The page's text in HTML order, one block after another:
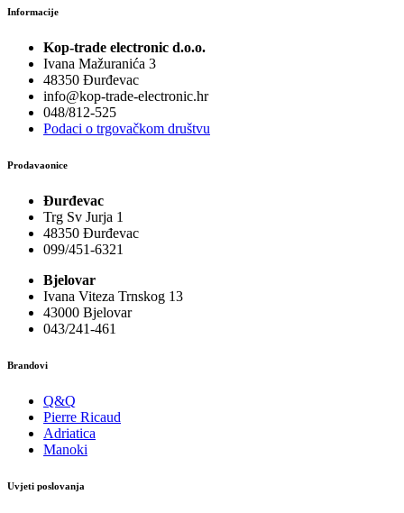
Informacije
Kop-trade electronic d.o.o.
Ivana Mažuranića 3
48350 Đurđevac
info@kop-trade-electronic.hr
048/812-525
Podaci o trgovačkom društvu
Prodavaonice
Đurđevac
Trg Sv Jurja 1
48350 Đurđevac
099/451-6321
Bjelovar
Ivana Viteza Trnskog 13
43000 Bjelovar
043/241-461
Brandovi
Q&Q
Pierre Ricaud
Adriatica
Manoki
Uvjeti poslovanja